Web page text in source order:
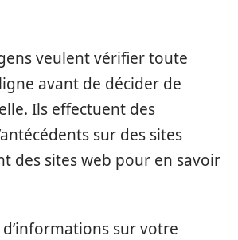
veulent vérifier toute
avant de décider de
Ils effectuent des
sur des sites
des sites web pour en savoir
d’informations sur votre